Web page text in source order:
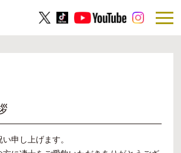
申し上げます。